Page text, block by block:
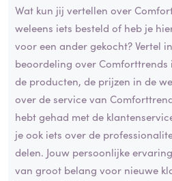
Wat kun jij vertellen over
weleens iets besteld of heb je
voor een ander gekocht? Vertel
beoordeling over
de producten, de prijzen in de
over de service van
hebt gehad met de
je ook iets over de
delen. Jouw persoonlijke
van groot belang voor nieuwe